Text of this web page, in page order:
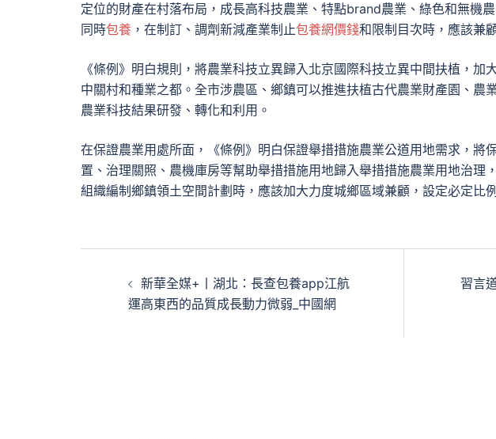
定位的財產在村落布局，成長高科技農業、特點brand農業、綠色和無機
同時包養 ，在制訂、調劑新減產業制止包養網價錢和限制目次時，應該兼
《條例》明白規則，將農業科技立異歸入北京國際科技立異中間扶植，加
中關村和種業之都。全市涉農區、鄉鎮可以推進扶植古代農業財產園、農
農業科技結果研發、轉化和利用。
在保證農業用處所面，《條例》明白保證舉措措施農業公道用地需求，將
置、治理關照、農機庫房等幫助舉措措施用地歸入舉措措施農業用地治理
組織編制鄉鎮領土空間計劃時，應該加大力度城鄉區域兼顧，設定必定比
新華全媒+丨湖北：長查包養app江航
運高東西的品質成長動力微弱_中國網
習言